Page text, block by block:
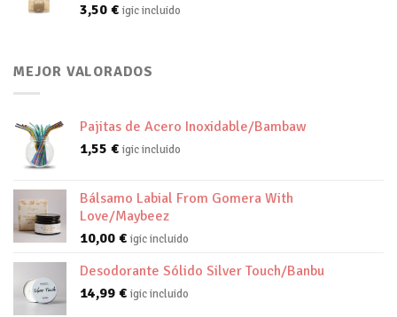
3,50 € igic incluido
MEJOR VALORADOS
Pajitas de Acero Inoxidable/Bambaw
1,55 € igic incluido
Bálsamo Labial From Gomera With
Love/Maybeez
10,00 € igic incluido
Desodorante Sólido Silver Touch/Banbu
14,99 € igic incluido